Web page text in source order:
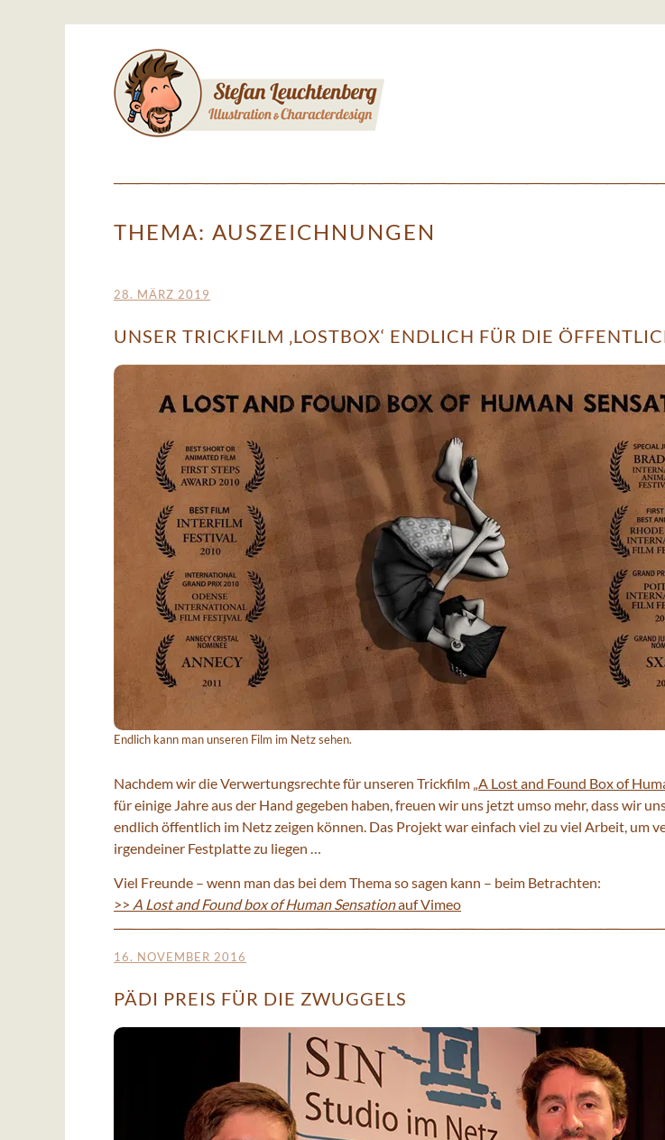
Springe
zum
Inhalt
LEUCHTENBERG
THEMA: AUSZEICHNUNGEN
28. MÄRZ 2019
UNSER TRICKFILM ‚LOSTBOX‘ ENDLICH FÜR DIE
Endlich kann man unseren Film im Netz sehen.
Nachdem wir die Verwertungsrechte für unseren Trickfilm „A Lost and Found Box of
für einige Jahre aus der Hand gegeben haben, freuen wir uns jetzt umso mehr, dass wir
endlich öffentlich im Netz zeigen können. Das Projekt war einfach viel zu viel Arbeit, um
irgendeiner Festplatte zu liegen …
Viel Freunde – wenn man das bei dem Thema so sagen kann – beim Betrachten:
>> A Lost and Found box of Human Sensationauf Vimeo
16. NOVEMBER 2016
PÄDI PREIS FÜR DIE ZWUGGELS